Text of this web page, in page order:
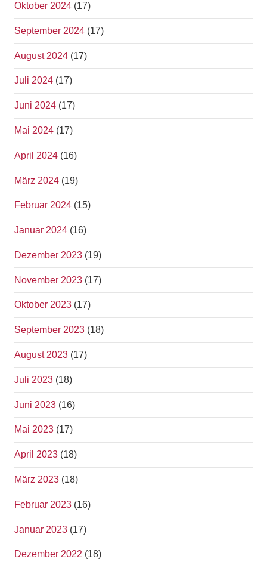
Oktober 2024 (17)
September 2024 (17)
August 2024 (17)
Juli 2024 (17)
Juni 2024 (17)
Mai 2024 (17)
April 2024 (16)
März 2024 (19)
Februar 2024 (15)
Januar 2024 (16)
Dezember 2023 (19)
November 2023 (17)
Oktober 2023 (17)
September 2023 (18)
August 2023 (17)
Juli 2023 (18)
Juni 2023 (16)
Mai 2023 (17)
April 2023 (18)
März 2023 (18)
Februar 2023 (16)
Januar 2023 (17)
Dezember 2022 (18)